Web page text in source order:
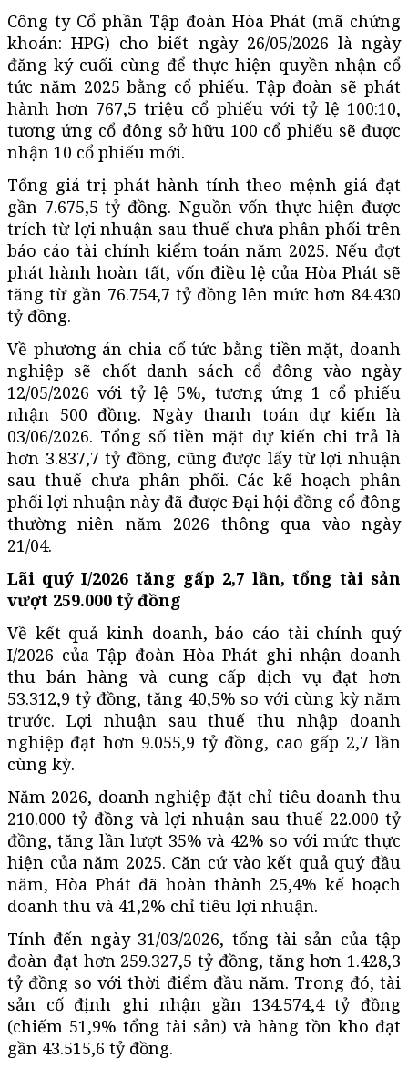
Công ty Cổ phần Tập đoàn Hòa Phát (mã chứng
khoán: HPG) cho biết ngày 26/05/2026 là ngày
đăng ký cuối cùng để thực hiện quyền nhận cổ
tức năm 2025 bằng cổ phiếu. Tập đoàn sẽ phát
hành hơn 767,5 triệu cổ phiếu với tỷ lệ 100:10,
tương ứng cổ đông sở hữu 100 cổ phiếu sẽ được
nhận 10 cổ phiếu mới.
Tổng giá trị phát hành tính theo mệnh giá đạt
gần 7.675,5 tỷ đồng. Nguồn vốn thực hiện được
trích từ lợi nhuận sau thuế chưa phân phối trên
báo cáo tài chính kiểm toán năm 2025. Nếu đợt
phát hành hoàn tất, vốn điều lệ của Hòa Phát sẽ
tăng từ gần 76.754,7 tỷ đồng lên mức hơn 84.430
tỷ đồng.
Về phương án chia cổ tức bằng tiền mặt, doanh
nghiệp sẽ chốt danh sách cổ đông vào ngày
12/05/2026 với tỷ lệ 5%, tương ứng 1 cổ phiếu
nhận 500 đồng. Ngày thanh toán dự kiến là
03/06/2026. Tổng số tiền mặt dự kiến chi trả là
hơn 3.837,7 tỷ đồng, cũng được lấy từ lợi nhuận
sau thuế chưa phân phối. Các kế hoạch phân
phối lợi nhuận này đã được Đại hội đồng cổ đông
thường niên năm 2026 thông qua vào ngày
21/04.
Lãi quý I/2026 tăng gấp 2,7 lần, tổng tài sản
vượt 259.000 tỷ đồng
Về kết quả kinh doanh, báo cáo tài chính quý
I/2026 của Tập đoàn Hòa Phát ghi nhận doanh
thu bán hàng và cung cấp dịch vụ đạt hơn
53.312,9 tỷ đồng, tăng 40,5% so với cùng kỳ năm
trước. Lợi nhuận sau thuế thu nhập doanh
nghiệp đạt hơn 9.055,9 tỷ đồng, cao gấp 2,7 lần
cùng kỳ.
Năm 2026, doanh nghiệp đặt chỉ tiêu doanh thu
210.000 tỷ đồng và lợi nhuận sau thuế 22.000 tỷ
đồng, tăng lần lượt 35% và 42% so với mức thực
hiện của năm 2025. Căn cứ vào kết quả quý đầu
năm, Hòa Phát đã hoàn thành 25,4% kế hoạch
doanh thu và 41,2% chỉ tiêu lợi nhuận.
Tính đến ngày 31/03/2026, tổng tài sản của tập
đoàn đạt hơn 259.327,5 tỷ đồng, tăng hơn 1.428,3
tỷ đồng so với thời điểm đầu năm. Trong đó, tài
sản cố định ghi nhận gần 134.574,4 tỷ đồng
(chiếm 51,9% tổng tài sản) và hàng tồn kho đạt
gần 43.515,6 tỷ đồng.